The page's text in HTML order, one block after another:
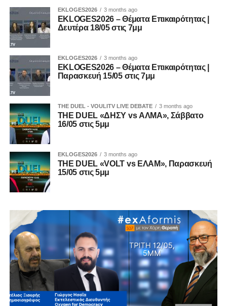
EKLOGES2026 3 months ago
EKLOGES2026 – Θέματα Επικαιρότητας |
Δευτέρα 18/05 στις 7μμ
EKLOGES2026 3 months ago
EKLOGES2026 – Θέματα Επικαιρότητας |
Παρασκευή 15/05 στις 7μμ
THE DUEL - VOULITV LIVE DEBATE 3 months ago
THE DUEL «ΔΗΣΥ vs ΑΛΜΑ», Σάββατο
16/05 στις 5μμ
EKLOGES2026 3 months ago
THE DUEL «VOLT vs ΕΛΑΜ», Παρασκευή
15/05 στις 5μμ